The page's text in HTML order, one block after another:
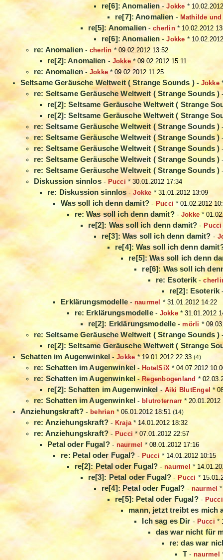
re[6]: Anomalien-Jokke *
re[7]: Anomalien -Mathilde
re[5]: Anomalien -cherlin* 10.02.2012
re[6]: Anomalien -Jokke *
re: Anomalien- cherlin * 09.02.2012 13:52
re[2]: Anomalien - Jokke* 09.02.2012 15:11
re: Anomalien- Jokke *09.02.2012 11:25
Seltsame Geräusche Weltweit ( Strange Sounds )- Jokke
re: Seltsame Geräusche Weltweit ( Strange Sounds )
re[2]: Seltsame Geräusche Weltweit ( Strange
re[2]: Seltsame Geräusche Weltweit ( Strange
re: Seltsame Geräusche Weltweit ( Strange Sounds )
re: Seltsame Geräusche Weltweit ( Strange Sounds )
re: Seltsame Geräusche Weltweit ( Strange Sounds )
re: Seltsame Geräusche Weltweit ( Strange Sounds )
re: Seltsame Geräusche Weltweit ( Strange Sounds )
Diskussion sinnlos- Pucci * 30.01.2012 17:34
re: Diskussion sinnlos -Jokke * 31.01.2012 13:09
Was soll ich denn damit?- Pucci *01.02.2012
re: Was soll ich denn damit?- Jokke *
re[2]: Was soll ich denn damit? - Pucci
re[3]: Was soll ich denn damit? -
re[4]: Was soll ich denn
re[5]: Was soll ich denn
re[6]: Was soll ich
re: Esoterik-
re[2]: Esoterik
Erklärungsmodelle- naurmel * 31.01.2012 14:22
re: Erklärungsmodelle- Jokke* 31.01.2012
re[2]: Erklärungsmodelle -mörli *
re: Seltsame Geräusche Weltweit ( Strange Sounds )
re[2]: Seltsame Geräusche Weltweit ( Strange
Schatten im Augenwinkel -Jokke*19.01.2012 22:33 (4)
re: Schatten im Augenwinkel - HotelSiX *04.07.2012
re: Schatten im Augenwinkel - Regenbogenland *
re[2]: Schatten im Augenwinkel- Aiki BlutEngel *
re: Schatten im Augenwinkel - blutroternarr *20.01.2012
Anziehungskraft? - behrian * 06.01.2012 18:51 (14)
re: Anziehungskraft?- Kraja* 14.01.2012 18:32
re: Anziehungskraft?- Pucci *07.01.2012 22:57
Petal oder Fugal?- naurmel * 08.01.2012 17:16
re: Petal oder Fugal? - Pucci * 14.01.2012 10:15
re[2]: Petal oder Fugal? -naurmel*
re[3]: Petal oder Fugal? - Pucci *
re[4]: Petal oder Fugal? - naurmel
re[5]: Petal oder Fugal?- Pucci
mann, jetzt treibt es mich
Ich sag es Dir - Pucci *
das war nicht für
re: das war
T -naurmel